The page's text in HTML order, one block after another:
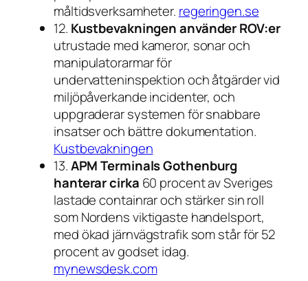
måltidsverksamheter. regeringen.se
12. Kustbevakningen använder ROV:er
utrustade med kameror, sonar och
manipulatorarmar för
undervatteninspektion och åtgärder vid
miljöpåverkande incidenter, och
uppgraderar systemen för snabbare
insatser och bättre dokumentation.
Kustbevakningen
13.APM Terminals Gothenburg
hanterar cirka 60 procent av Sveriges
lastade containrar och stärker sin roll
som Nordens viktigaste handelsport,
med ökad järnvägstrafik som står för 52
procent av godset idag.
mynewsdesk.com